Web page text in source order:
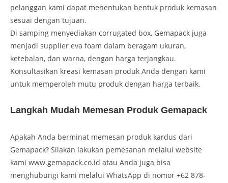
pelanggan kami dapat menentukan bentuk produk kemasan
sesuai dengan tujuan.
Di samping menyediakan corrugated box, Gemapack juga
menjadi supplier eva foam dalam beragam ukuran,
ketebalan, dan warna, dengan harga terjangkau.
Konsultasikan kreasi kemasan produk Anda dengan kami
untuk memperoleh mutu produk dengan harga terbaik.
Langkah Mudah Memesan Produk Gemapack
Apakah Anda berminat memesan produk kardus dari
Gemapack? Silakan lakukan pemesanan melalui website
kami www.gemapack.co.id atau Anda juga bisa
menghubungi kami melalui WhatsApp di nomor +62 878-